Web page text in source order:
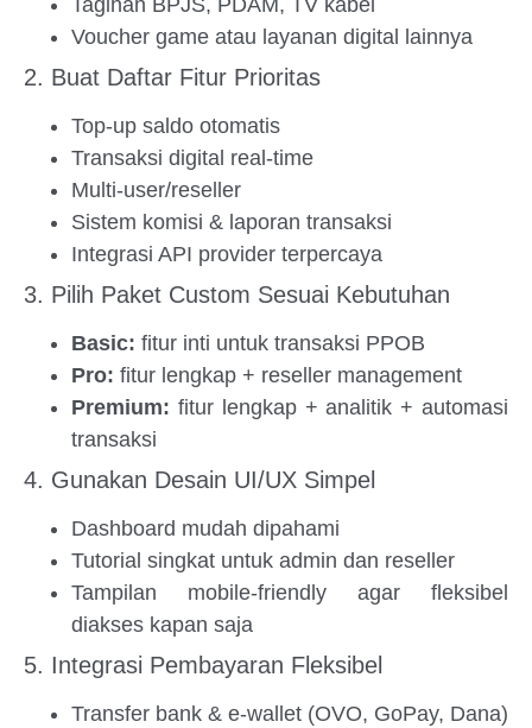
Tagihan BPJS, PDAM, TV kabel
Voucher game atau layanan digital lainnya
2. Buat Daftar Fitur Prioritas
Top-up saldo otomatis
Transaksi digital real-time
Multi-user/reseller
Sistem komisi & laporan transaksi
Integrasi API provider terpercaya
3. Pilih Paket Custom Sesuai Kebutuhan
Basic: fitur inti untuk transaksi PPOB
Pro: fitur lengkap + reseller management
Premium: fitur lengkap + analitik + automasi
transaksi
4. Gunakan Desain UI/UX Simpel
Dashboard mudah dipahami
Tutorial singkat untuk admin dan reseller
Tampilan mobile-friendly agar fleksibel
diakses kapan saja
5. Integrasi Pembayaran Fleksibel
Transfer bank & e-wallet (OVO, GoPay, Dana)